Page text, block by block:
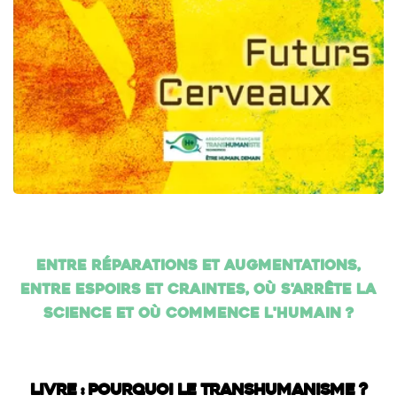
Entre réparations et augmentations,
entre espoirs et craintes, où s'arrête la
science et où commence l'humain ?
Livre : Pourquoi le transhumanisme ?